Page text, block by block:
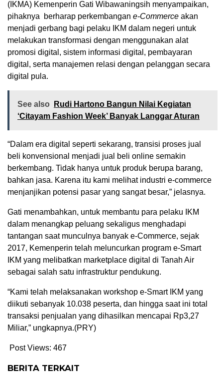
(IKMA) Kemenperin Gati Wibawaningsih menyampaikan,
pihaknya berharap perkembangan e-Commerce akan
menjadi gerbang bagi pelaku IKM dalam negeri untuk
melakukan transformasi dengan menggunakan alat
promosi digital, sistem informasi digital, pembayaran
digital, serta manajemen relasi dengan pelanggan secara
digital pula.
See also
Rudi Hartono Bangun Nilai Kegiatan
‘Citayam Fashion Week’ Banyak Langgar Aturan
“Dalam era digital seperti sekarang, transisi proses jual
beli konvensional menjadi jual beli online semakin
berkembang. Tidak hanya untuk produk berupa barang,
bahkan jasa. Karena itu kami melihat industri e-commerce
menjanjikan potensi pasar yang sangat besar,” jelasnya.
Gati menambahkan, untuk membantu para pelaku IKM
dalam menangkap peluang sekaligus menghadapi
tantangan saat munculnya banyak e-Commerce, sejak
2017, Kemenperin telah meluncurkan program e-Smart
IKM yang melibatkan marketplace digital di Tanah Air
sebagai salah satu infrastruktur pendukung.
“Kami telah melaksanakan workshop e-Smart IKM yang
diikuti sebanyak 10.038 peserta, dan hingga saat ini total
transaksi penjualan yang dihasilkan mencapai Rp3,27
Miliar,” ungkapnya.(PRY)
Post Views: 467
BERITA TERKAIT